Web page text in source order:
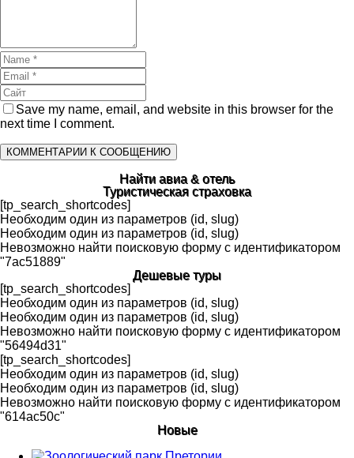
Save my name, email, and website in this browser for the
next time I comment.
Найти авиа & отель
Туристическая страховка
[tp_search_shortcodes]
Необходим один из параметров (id, slug)
Необходим один из параметров (id, slug)
Невозможно найти поисковую форму с идентификатором
"7ac51889"
Дешевые туры
[tp_search_shortcodes]
Необходим один из параметров (id, slug)
Необходим один из параметров (id, slug)
Невозможно найти поисковую форму с идентификатором
"56494d31"
[tp_search_shortcodes]
Необходим один из параметров (id, slug)
Необходим один из параметров (id, slug)
Невозможно найти поисковую форму с идентификатором
"614ac50c"
Новые